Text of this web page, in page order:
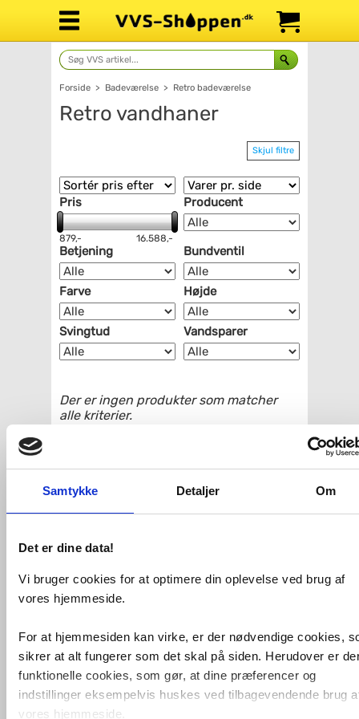
Samtykke Detaljer Om
Det er dine data!
Vi bruger cookies for at optimere din oplevelse ved brug af
vores hjemmeside.
For at hjemmesiden kan virke, er der nødvendige cookies,
sikrer at alt fungerer som det skal på siden. Herudover er
funktionelle cookies, som gør, at dine præferencer og
indstillinger eksempelvis huskes ved tilbagevendende brug
vores hjemmeside.
Forside > Badeværelse > Retro badeværelse
Retro vandhaner
Skjul filtre
Pris
879,- 16.588,-
Producent
Betjening Bundventil
Farve Højde
Svingtud Vandsparer
Der er ingen produkter som matcher
alle kriterier.
mail@vvs-shoppen.dk Handelsbetingelser Returvarer
Privatlivs- og cookiepolitik